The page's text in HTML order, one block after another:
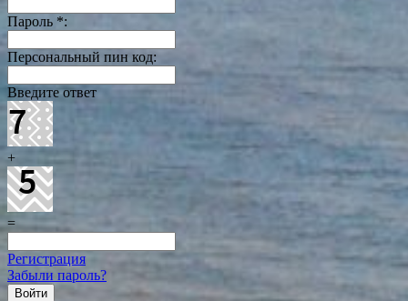
Пароль *:
Персональный пин код:
Введите ответ
+
=
Регистрация
Забыли пароль?